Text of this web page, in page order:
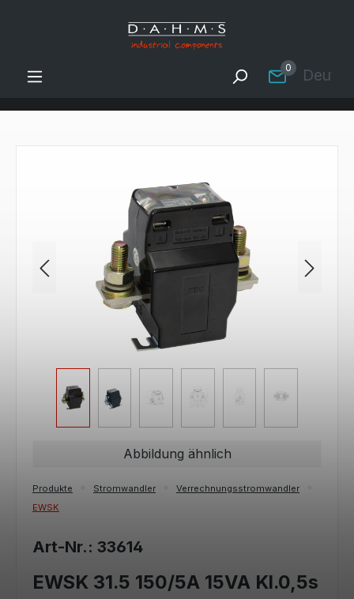
Zum Hauptinhalt springen
0
Bildergalerie überspringen
Abbildung ähnlich
Produkte Stromwandler
Verrechnungsstromwandler
EWSK
Art-Nr.: 33614
EWSK 31.5 150/5A 15VA Kl.0,5s